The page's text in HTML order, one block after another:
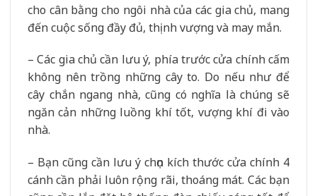
cho cân bằng cho ngôi nhà của các gia chủ, mang
đến cuộc sống đầy đủ, thịnh vượng và may mắn.
– Các gia chủ cần lưu ý, phía trước cửa chính cấm
không nên trồng những cây to. Do nếu như để
cây chắn ngang nhà, cũng có nghĩa là chúng sẽ
ngăn cản những luồng khí tốt, vượng khí đi vào
nhà.
– Bạn cũng cần lưu ý chọn kích thước cửa chính 4
cánh cần phải luôn rộng rãi, thoáng mát. Các bạn